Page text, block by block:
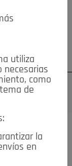
CONTACTO
utiliza
necesarias
como
de
la
en